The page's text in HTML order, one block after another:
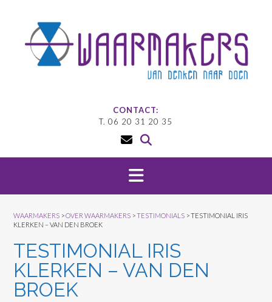
CONTACT:
T. 06 20 31 20 35
WAARMAKERS >OVER WAARMAKERS >TESTIMONIALS >TESTIMONIAL IRIS
KLERKEN – VAN DEN BROEK
TESTIMONIAL IRIS
KLERKEN – VAN DEN
BROEK